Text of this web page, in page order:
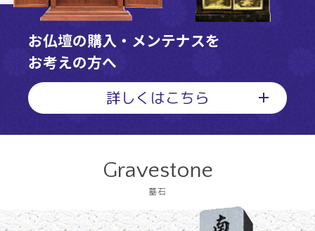
お仏壇の購入・メンテナスを
お考えの方へ
詳しくはこちら
Gravestone
墓石